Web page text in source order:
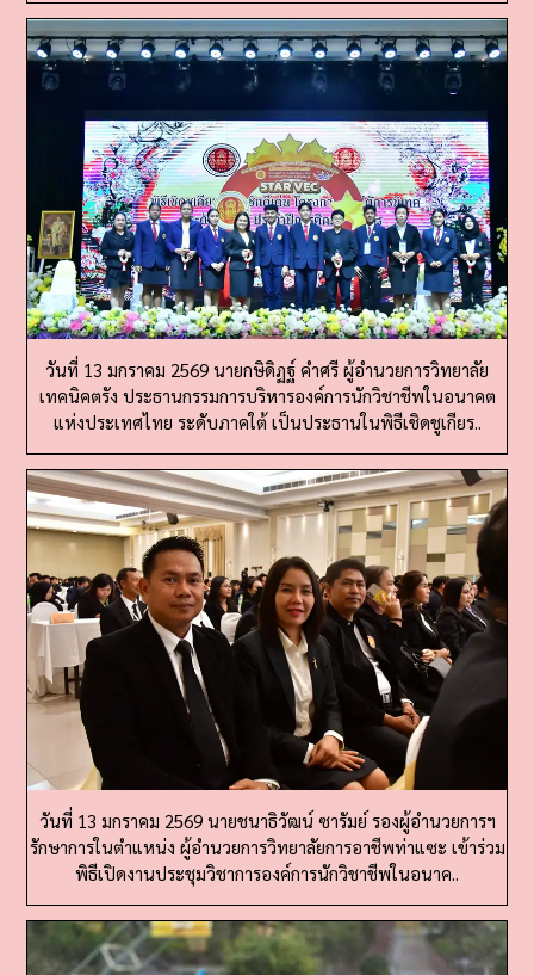
วันที่ 13 มกราคม 2569 นายกษิดิฏฐ์ คำศรี ผู้อำนวยการวิทยาลัย
เทคนิคตรัง ประธานกรรมการบริหารองค์การนักวิชาชีพในอนาคต
แห่งประเทศไทย ระดับภาคใต้ เป็นประธานในพิธีเชิดชูเกียร..
วันที่ 13 มกราคม 2569 นายชนาธิวัฒน์ ซารัมย์ รองผู้อำนวยการฯ
รักษาการในตำแหน่ง ผู้อำนวยการวิทยาลัยการอาชีพท่าแซะ เข้าร่วม
พิธีเปิดงานประชุมวิชาการองค์การนักวิชาชีพในอนาค..